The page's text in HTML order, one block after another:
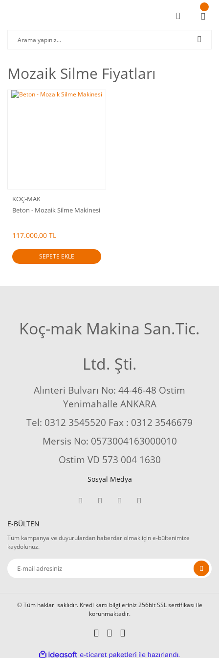
Mozaik Silme Fiyatları
KOÇ-MAK
Beton - Mozaik Silme Makinesi
117.000,00 TL
SEPETE EKLE
Koç-mak Makina San.Tic.
Ltd. Şti.
Alınteri Bulvarı No: 44-46-48 Ostim
Yenimahalle ANKARA
Tel: 0312 3545520 Fax : 0312 3546679
Mersis No: 0573004163000010
Ostim VD 573 004 1630
Sosyal Medya
E-BÜLTEN
Tüm kampanya ve duyurulardan haberdar olmak için e-bültenimize
kaydolunuz.
© Tüm hakları saklıdır. Kredi kartı bilgileriniz 256bit SSL sertifikası ile
korunmaktadır.
ideasoft e-